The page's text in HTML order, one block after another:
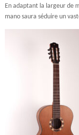
En adaptant la largeur de
mano saura séduire un